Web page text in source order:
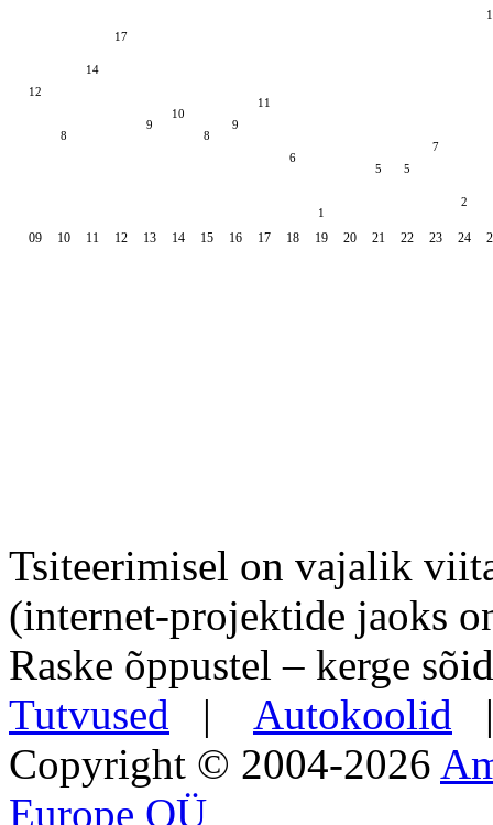
12
09
8
10
14
11
17
12
9
13
10
14
8
15
9
16
11
17
6
18
1
19 20
5
21
5
22
7
23
2
24
Tsiteerimisel on vajalik
(internet-projektide jaoks
Raske õppustel – kerge
Tutvused | Autokoolid
Copyright © 2004-2026
Europe OÜ